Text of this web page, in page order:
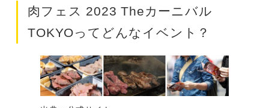
肉フェス 2023 Theカーニバル
TOKYOってどんなイベント？